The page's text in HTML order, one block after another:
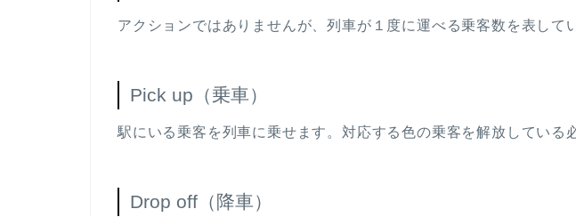
アクションではありませんが、列車が１度に運べる乗客数を表して
Pick up（乗車）
駅にいる乗客を列車に乗せます。対応する色の乗客を解放している
Drop off（降車）